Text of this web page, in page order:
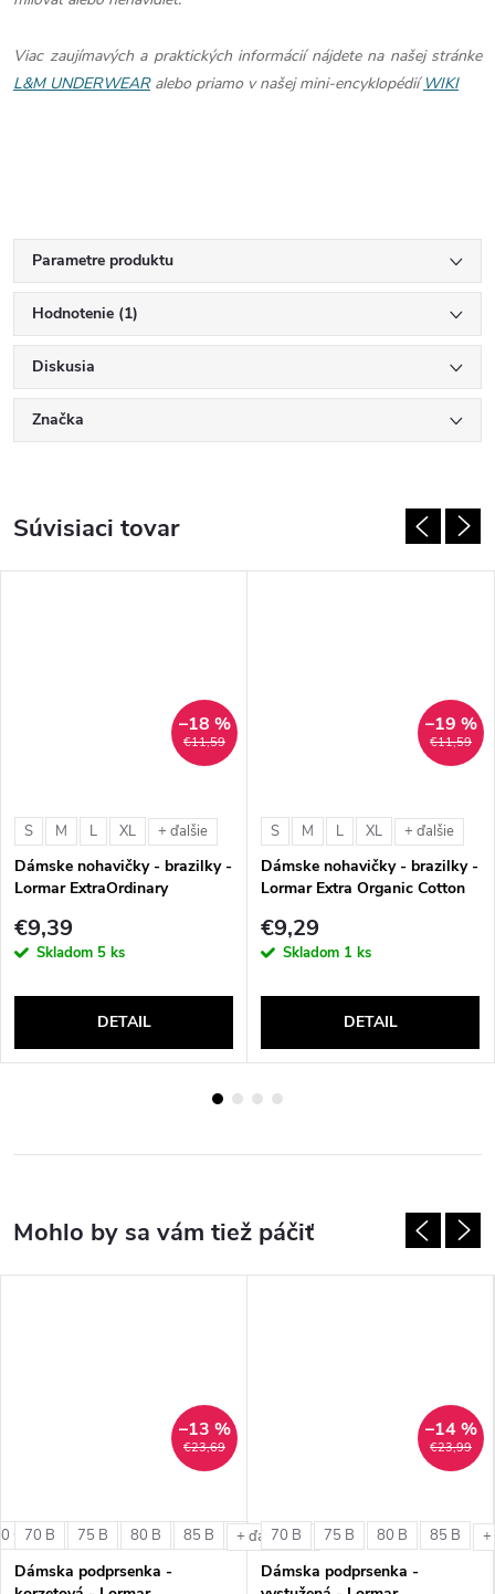
Viac zaujímavých a praktických informácií nájdete na našej stránke
L&M UNDERWEARalebo priamo v našej mini-encyklopédiíWIKI
Parametre produktu
Hodnotenie (1)
Diskusia
Značka
Súvisiaci tovar
€11,59
–18 %
S M L XL + ďalšie
Dámske nohavičky - brazilky -
Lormar ExtraOrdinary
€9,39
Skladom 5 ks
DETAIL
€11,59
–19 %
S M L XL + ďalšie
Dámske nohavičky - brazilky -
Lormar Extra Organic Cotton
€9,29
Skladom 1 ks
DETAIL
C 80 D 85 C 85 D 90 D + ďalšie
€23,69
–13 %
70 B 75 B 80 B 85 B + ďalšie
Dámska podprsenka -
€23,99
–14 %
70 B 75 B 80 B 85 B +
Dámska podprsenka -